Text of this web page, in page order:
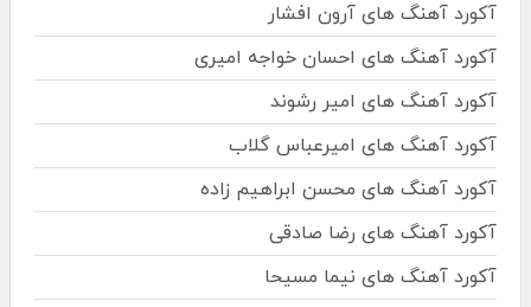
آکورد آهنگ های آرون افشار
آکورد آهنگ های احسان خواجه امیری
آکورد آهنگ های امیر رشوند
آکورد آهنگ های امیرعباس گلاب
آکورد آهنگ های محسن ابراهیم زاده
آکورد آهنگ های رضا صادقی
آکورد آهنگ های نیما مسیحا